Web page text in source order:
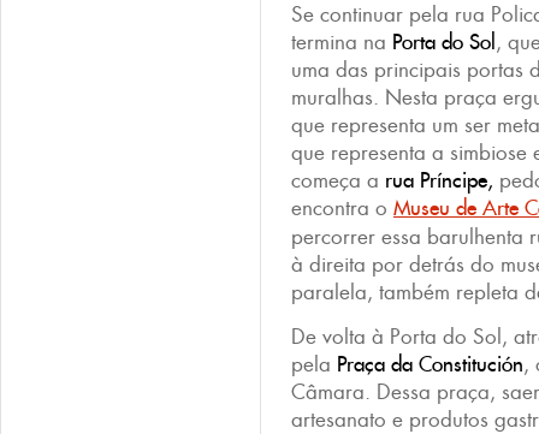
Se continuar pela rua
termina na Porta do Sol ,
uma das principais portas
muralhas. Nesta praça
que representa um ser
que representa a
começa a rua Príncipe,
encontra o Museu de Arte
percorrer essa barulhenta
à direita por detrás do
paralela, também repleta
De volta à Porta do Sol,
pela Praça da Constitución,
Câmara. Dessa praça,
artesanato e produtos